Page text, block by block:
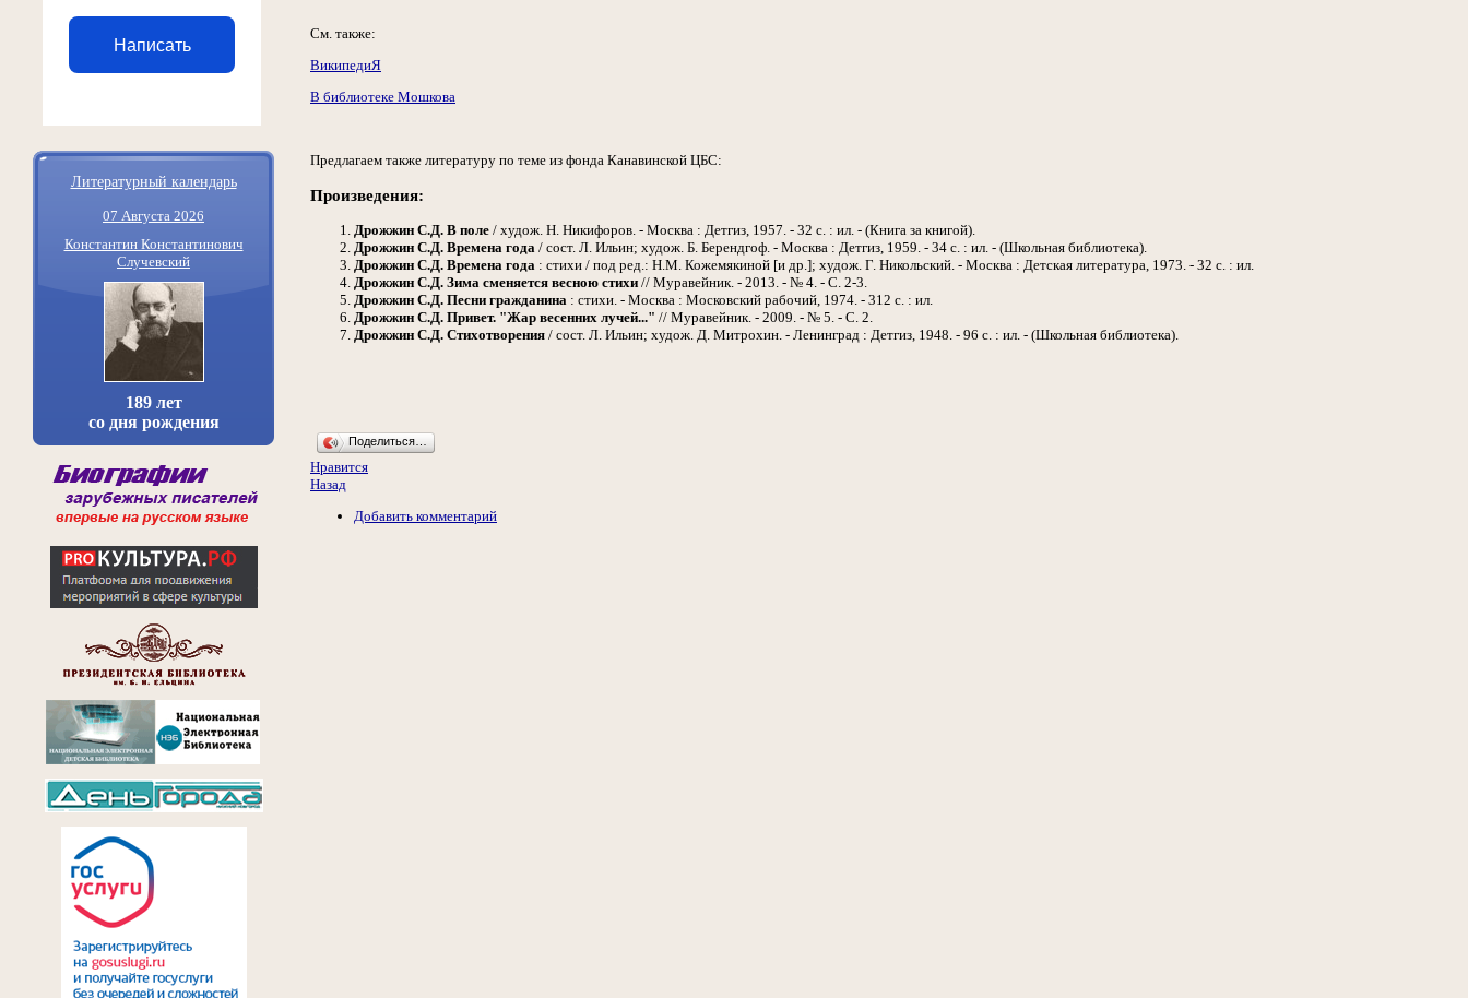
Написать
Литературный календарь
07 Августа 2026
Константин Константинович
Случевский
189 лет
со дня рождения
См. также:
ВикипедиЯ
В библиотеке Мошкова
Предлагаем также литературу по теме из фонда Канавинской ЦБС:
Произведения:
Дрожжин С.Д. В поле / худож. Н. Никифоров. - Москва : Детгиз, 1957. - 32 с. : ил. - (Книга за книгой).
Дрожжин С.Д. Времена года / сост. Л. Ильин; худож. Б. Берендгоф. - Москва : Детгиз, 1959. - 34 с. : ил. - (Школьная библиотека).
Дрожжин С.Д. Времена года : стихи / под ред.: Н.М. Кожемякиной [и др.]; худож. Г. Никольский. - Москва : Детская литература, 1973. - 32 с. : ил.
Дрожжин С.Д. Зима сменяется весною стихи // Муравейник. - 2013. - № 4. - С. 2-3.
Дрожжин С.Д. Песни гражданина : стихи. - Москва : Московский рабочий, 1974. - 312 с. : ил.
Дрожжин С.Д. Привет. "Жар весенних лучей..." // Муравейник. - 2009. - № 5. - С. 2.
Дрожжин С.Д. Стихотворения / сост. Л. Ильин; худож. Д. Митрохин. - Ленинград : Детгиз, 1948. - 96 с. : ил. - (Школьная библиотека).
Поделиться…
Нравится
Назад
Добавить комментарий